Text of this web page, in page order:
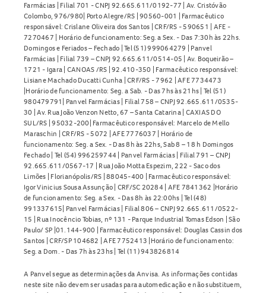
Farmácias | Filial 701 - CNPJ 92.665.611/0192-77 | Av. Cristóvão
Colombo, 976/980| Porto Alegre/RS | 90560-001 | Farmacêutico
responsável: Crislane Oliveira dos Santos | CRF/RS - 590651 | AFE -
7270467 | Horário de funcionamento: Seg. a Sex. - Das 7:30h às 22hs.
Domingos e Feriados – Fechado | Tel (51) 999064279 | Panvel
Farmácias | Filial 739 – CNPJ 92.665.611/0514-05 | Av. Boqueirão –
1721 - Igara | CANOAS /RS | 92.410-350 | Farmacêutico responsável:
Lisiane Machado Ducatti Cunha | CRF/RS - 7962 | AFE 7734473
|Horário de funcionamento: Seg. a Sab. - Das 7hs às 21hs | Tel (51)
980479791| Panvel Farmácias | Filial 758 – CNPJ 92.665.611/0535-
30 | Av. Rua João Venzon Netto, 67 – Santa Catarina | CAXIAS DO
SUL/RS | 95032-200| Farmacêutico responsável: Marcelo de Mello
Maraschin | CRF/RS - 5072 | AFE 7776037 | Horário de
funcionamento: Seg. a Sex. - Das 8h às 22hs, Sab 8 – 18 h Domingos
Fechado | Tel (54) 996259744 | Panvel Farmácias | Filial 791 – CNPJ
92.665.611/0567-17 | Rua João Motta Espezim, 222 - Saco dos
Limões | Florianópolis/RS | 88045-400 | Farmacêutico responsável:
Igor Vinicius Sousa Assunção | CRF/SC 20284 | AFE 7841362 |Horário
de funcionamento: Seg. a Sex. - Das 8h às 22:00hs | Tel (48)
991337615| Panvel Farmácias | Filial 806 – CNPJ 92.665.611/0522-
15 | Rua Inocêncio Tobias, nº 131 - Parque Industrial Tomas Edson | São
Paulo/ SP |01.144-900 | Farmacêutico responsável: Douglas Cassin dos
Santos | CRF/SP 104682 | AFE 7752413 |Horário de funcionamento:
Seg. a Dom. - Das 7h às 23hs | Tel (11) 943826814
A Panvel segue as determinações da Anvisa. As informações contidas
neste site não devem ser usadas para automedicação e não substituem,